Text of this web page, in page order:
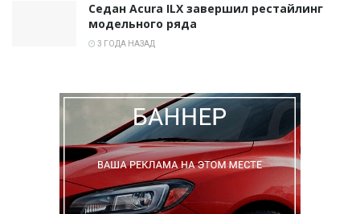
Седан Acura ILX завершил рестайлинг
модельного ряда
3 ГОДА НАЗАД